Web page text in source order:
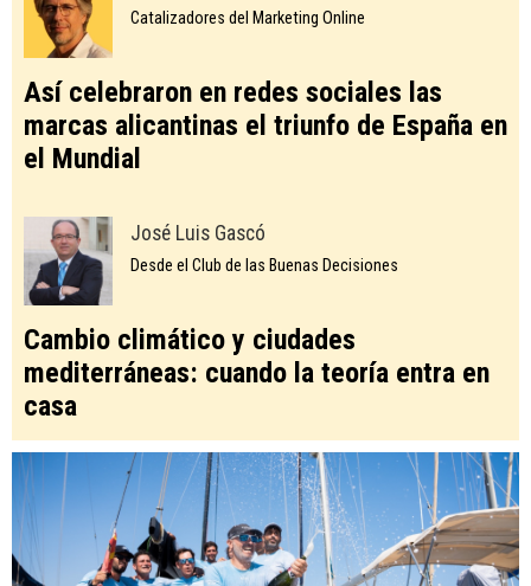
Catalizadores del Marketing Online
Así celebraron en redes sociales las
marcas alicantinas el triunfo de España en
el Mundial
José Luis Gascó
Desde el Club de las Buenas Decisiones
Cambio climático y ciudades
mediterráneas: cuando la teoría entra en
casa